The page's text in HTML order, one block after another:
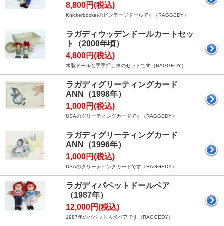
8,800円(税込)
Knickerbockerのビンテージドールです（RAGGEDY）
ラガディウッデンドールカートセッ
ト（2000年頃）
4,800円(税込)
木製ドールと手手押し車のセットです（RAGGEDY）
ラガディグリーティングカード
ANN（1998年）
1,000円(税込)
USAのグリーティングカードです（RAGGEDY）
ラガディグリーティングカード
ANN（1996年）
1,000円(税込)
USAのグリーティングカードです（RAGGEDY）
ラガディパペットドールペア
（1987年）
12,000円(税込)
1987年のパペット人形ペアです（RAGGEDY）